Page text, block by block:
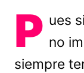
P ues
no
siempre